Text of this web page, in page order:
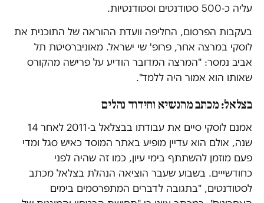
עליה כ-500 סטודנטים וסטודנטיות.
בעקבות הפרסום, החליפה וועדת ההוראה של התוכנית את
לוסקי במרצה אחר, פרופ' שי ישראל. מאוניברסיטת תל
אביב נמסר: "המרצה המדובר הודיע על פרישה מהקורס
שאותו הוא אמור היה ללמד".
בצלאל: מכתב מהנשיא וחידוד נהלים
אמנם לוסקי סיים את עבודתו בבצלאל ב-2011 לאחר 14
שנה, אולם הוא עדיין מופיע באתר המוסד כאיש סגל ומדי
פעם מוזמן להשתתף בימי עיון, כמו זה שהיה לפני
כחודשייים. בשבוע שעבר הוציאה הנהלת בצלאל מכתב
לסטודנטים, "בתגובה לדברים המתפרסמים בימים